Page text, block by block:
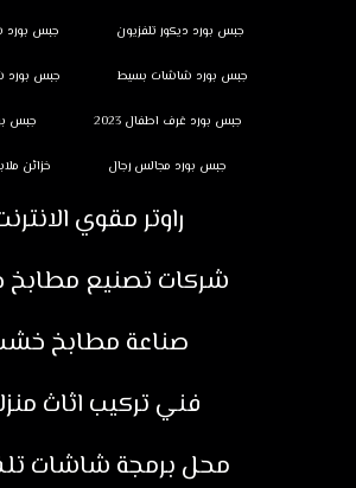
جبس بورد ديكور تلفزيون جبس بورد
جبس بورد شاشات بسيط جبس بورد
جبس بورد غرف اطفال 2023 جبس
جبس بورد مجالس رجال خزائن
راوتر مقوي
شركات تصنيع
صناعة مطابخ
فني تركيب اثاث
محل برمجة شاشات